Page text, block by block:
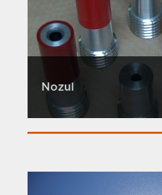
Nozul